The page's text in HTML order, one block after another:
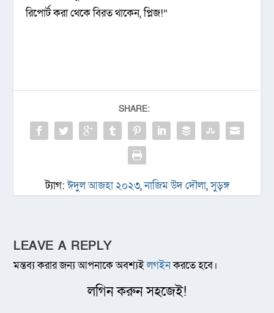
রিপোর্ট করা থেকে বিরত থাকেন, প্লিজ!”
SHARE:
ট্যাগ:ঈদুল আজহা ২০২৩,নাজিম উদ দৌলা,সুড়ঙ্গ
LEAVE A REPLY
মন্তব্য করার জন্য আপনাকে অবশ্যইলগইনকরতে হবে।
লগিন করুন সহজেই!